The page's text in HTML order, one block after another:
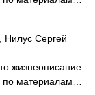
, Нилус Сергей
жизнеописание
материалам…